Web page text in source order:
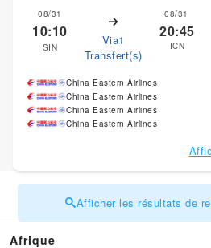
08/31
10:10
SIN
Via1
Transfert(s)
08/31
20:45
ICN
China Eastern Airlines
China Eastern Airlines
China Eastern Airlines
China Eastern Airlines
Afficher les résultats de
Afrique